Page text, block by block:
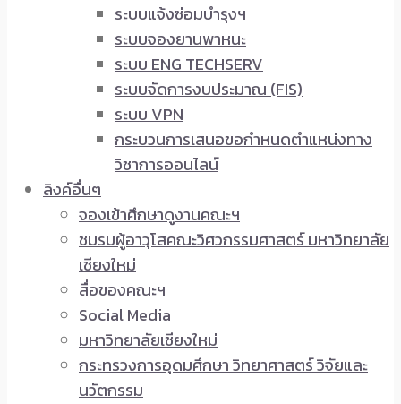
ระบบแจ้งซ่อมบำรุงฯ
ระบบจองยานพาหนะ
ระบบ ENG TECHSERV
ระบบจัดการงบประมาณ (FIS)
ระบบ VPN
กระบวนการเสนอขอกำหนดตำแหน่งทาง
วิชาการออนไลน์
ลิงค์อื่นๆ
จองเข้าศึกษาดูงานคณะฯ
ชมรมผู้อาวุโสคณะวิศวกรรมศาสตร์ มหาวิทยาลัย
เชียงใหม่
สื่อของคณะฯ
Social Media
มหาวิทยาลัยเชียงใหม่
กระทรวงการอุดมศึกษา วิทยาศาสตร์ วิจัยและ
นวัตกรรม